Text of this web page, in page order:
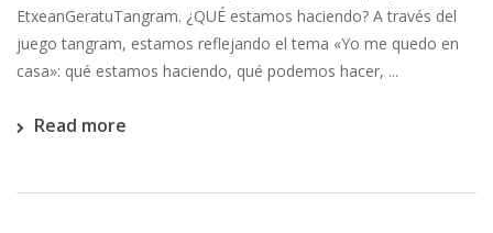
EtxeanGeratuTangram. ¿QUÉ estamos haciendo? A través del
juego tangram, estamos reflejando el tema «Yo me quedo en
casa»: qué estamos haciendo, qué podemos hacer, ...
Read more